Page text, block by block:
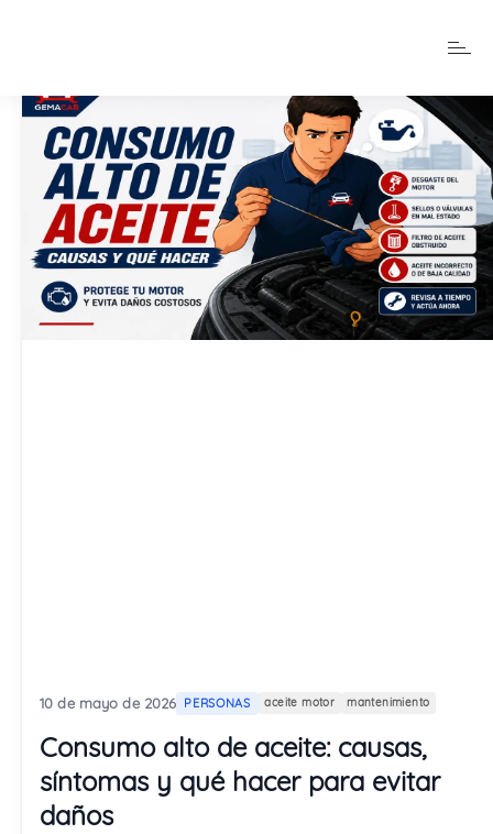
10 de mayo de 2026 PERSONAS aceite motor mantenimiento
Consumo alto de aceite: causas,
síntomas y qué hacer para evitar
daños